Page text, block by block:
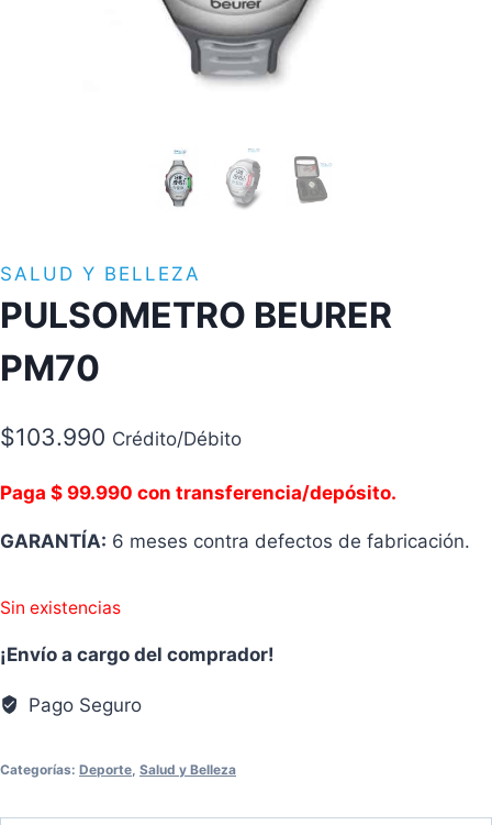
SALUD Y BELLEZA
PULSOMETRO BEURER
PM70
$103.990 Crédito/Débito
Paga $ 99.990 con transferencia/depósito.
GARANTÍA: 6 meses contra defectos de fabricación.
Sin existencias
¡Envío a cargo del comprador!
Pago Seguro
Categorías: Deporte, Salud y Belleza